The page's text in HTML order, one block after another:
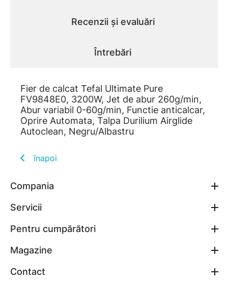
Recenzii și evaluări
Întrebări
Fier de calcat Tefal Ultimate Pure
FV9848E0, 3200W, Jet de abur 260g/min,
Abur variabil 0-60g/min, Functie anticalcar,
Oprire Automata, Talpa Durilium Airglide
Autoclean, Negru/Albastru
înapoi
Compania
Servicii
Pentru cumpărători
Magazine
Contact